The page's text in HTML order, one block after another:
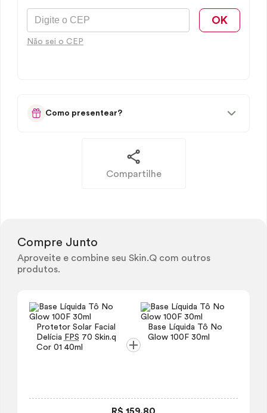
OK
Não sei o CEP
Como presentear?
Compartilhe
Compre Junto
Aproveite e combine seu Skin.Q com outros
produtos.
Protetor Solar Facial
Delícia FPS 70 Skin.q
Cor 01 40ml
Base Líquida Tô No
Glow100F 30ml